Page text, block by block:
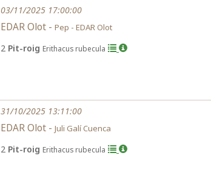
03/11/2025 17:00:00
EDAR Olot - Pep - EDAR Olot
2 Pit-roig Erithacus rubecula
31/10/2025 13:11:00
EDAR Olot - Juli Galí Cuenca
2 Pit-roig Erithacus rubecula